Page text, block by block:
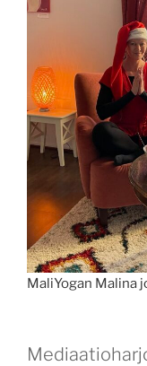
MaliYogan Malina